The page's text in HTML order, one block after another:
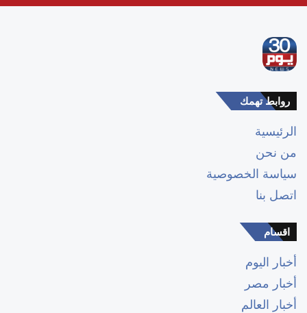
روابط تهمك
الرئيسية
من نحن
سياسة الخصوصية
اتصل بنا
اقسام
أخبار اليوم
أخبار مصر
أخبار العالم